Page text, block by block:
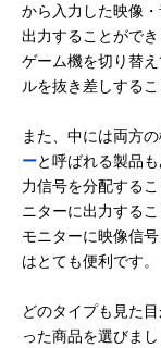
から入力した映像
出力することがで
ゲーム機を切り替
ルを抜き差しする
また、中には両方
ーと呼ばれる製品
力信号を分配する
ニターに出力する
モニターに映像信
はとても便利です。
どのタイプも見た
った商品を選びまし